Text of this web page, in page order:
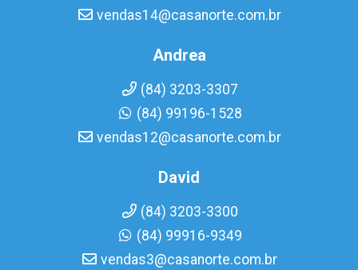
vendas14@casanorte.com.br
Andrea
(84) 3203-3307
(84) 99196-1528
vendas12@casanorte.com.br
David
(84) 3203-3300
(84) 99916-9349
vendas3@casanorte.com.br